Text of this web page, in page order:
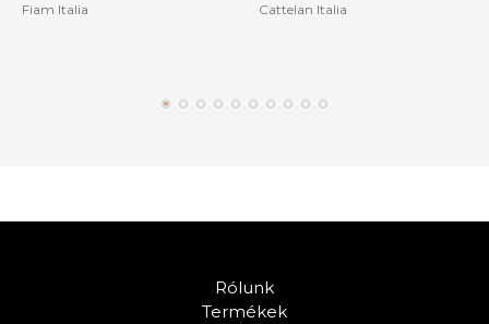
Fiam Italia Cattelan Italia
Rólunk
Termékek